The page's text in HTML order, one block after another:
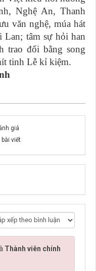
Nghệ An, Thanh
văn nghệ, múa hát
Lan; tâm sự hỏi han
trao đổi bằng song
tinh Lễ kỉ kiệm.
giá
viết
Thành viên chính